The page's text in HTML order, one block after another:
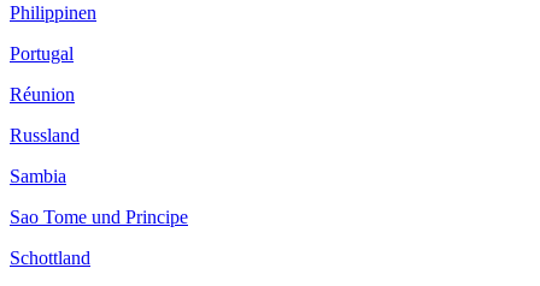
Philippinen
Portugal
Réunion
Russland
Sambia
Sao Tome und Principe
Schottland